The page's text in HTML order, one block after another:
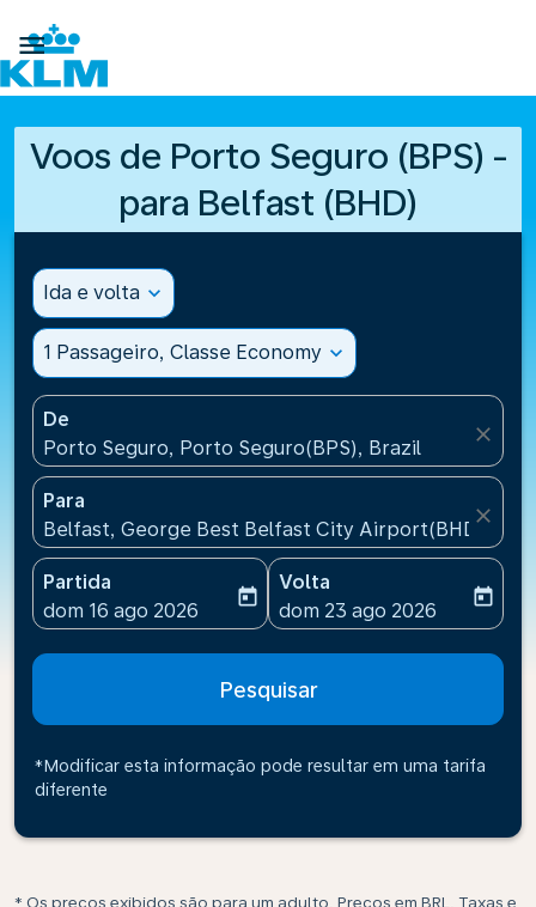

Voos de Porto Seguro (BPS) -
para Belfast (BHD)
Ida e volta expand_more
1 Passageiro, Classe Economy expand_more
De
Porto Seguro, Porto Seguro(BPS), Brazil
close
Para
Belfast, George Best Belfast City Airport(BHD),
close
Partida
fc-booking-departure-date-aria-label
dom 16 ago 2026
today
Volta
fc-booking-return-date-
dom 23 ago 2026
today
Pesquisar
*Modificar esta informação pode resultar em uma tarifa
diferente
* Os preços exibidos são para um adulto. Preços em BRL. Taxas e